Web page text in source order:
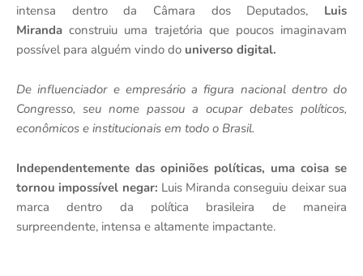
intensa dentro da Câmara dos Deputados, Luis
Miranda construiu uma trajetória que poucos imaginavam
possível para alguém vindo do universo digital.
De influenciador e empresário a figura nacional dentro do
Congresso, seu nome passou a ocupar debates políticos,
econômicos e institucionais em todo o Brasil.
Independentemente das opiniões políticas, uma coisa se
tornou impossível negar: Luis Miranda conseguiu deixar sua
marca dentro da política brasileira de maneira
surpreendente, intensa e altamente impactante.